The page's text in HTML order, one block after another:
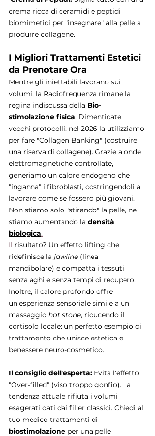
crema ricca di ceramidi e peptidi
biomimetici per "insegnare" alla pelle a
produrre collagene.
I Migliori Trattamenti Estetici
da Prenotare Ora
Mentre gli iniettabili lavorano sui
volumi, la Radiofrequenza rimane la
regina indiscussa della Bio-
stimolazione fisica. Dimenticate i
vecchi protocolli: nel 2026 la utilizziamo
per fare "Collagen Banking" (costruire
una riserva di collagene). Grazie a onde
elettromagnetiche controllate,
generiamo un calore endogeno che
"inganna" i fibroblasti, costringendoli a
lavorare come se fossero più giovani.
Non stiamo solo "stirando" la pelle, ne
stiamo aumentando la densità
biologica.
Il risultato? Un effetto lifting che
ridefinisce la jawline (linea
mandibolare) e compatta i tessuti
senza aghi e senza tempi di recupero.
Inoltre, il calore profondo offre
un'esperienza sensoriale simile a un
massaggio hot stone, riducendo il
cortisolo locale: un perfetto esempio di
trattamento che unisce estetica e
benessere neuro-cosmetico.
Il consiglio dell'esperta: Evita l'effetto
"Over-filled" (viso troppo gonfio). La
tendenza attuale rifiuta i volumi
esagerati dati dai filler classici. Chiedi al
tuo medico trattamenti di
biostimolazione per una pelle